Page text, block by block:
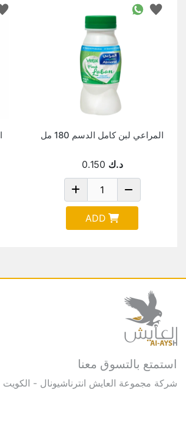
المراعي لبن كامل الدسم 180 مل
د.ك 0.150
ADD
استمتع بالتسوق معنا
شركة مجموعة العايش انترناشيونال - الكويت